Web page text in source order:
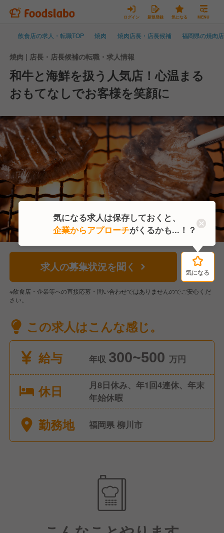
ログイン 新規登録 気になる MENU
飲食店の求人・転職TOP 焼肉 焼肉店長・店長候補 福岡県の焼肉
焼肉 | 店長・店長候補の転職・求人情報
和牛と海鮮を扱う人気店！心温まる
おもてなしでお客様を笑顔に
求人の募集状況を聞く 気になる
※飲食店・企業等への直接応募・問い合わせではありませんのでご安心くだ
さい。
この求人はこんな感じ。
給与
年収 300~500 万円
休日
月8日休み、年1回4連休、年末
年始休暇
勤務地 福岡県 柳川市
気になる
気になる求人は保存しておくと、
企業からアプローチがくるかも...！？